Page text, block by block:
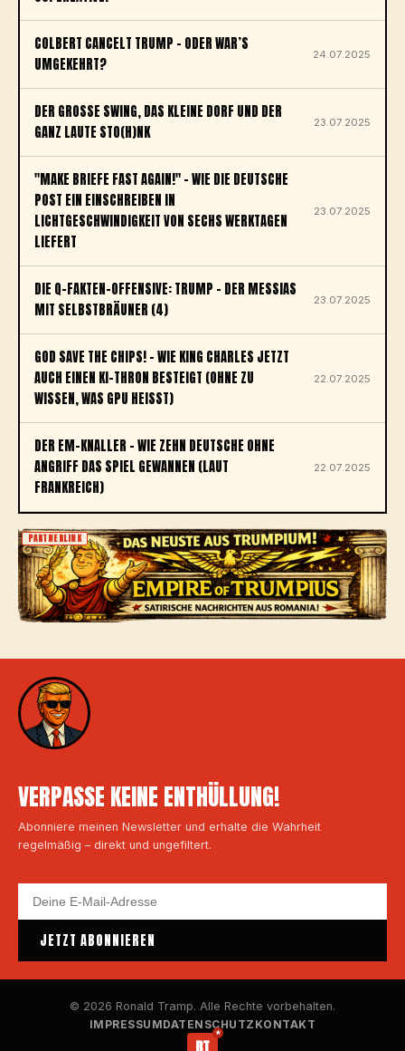
COLBERT CANCELT TRUMP – ODER WAR’S
UMGEKEHRT?
24.07.2025
DER GROSSE SWING, DAS KLEINE DORF UND DER G
ANZ LAUTE STO(H)NK
23.07.2025
"MAKE BRIEFE FAST AGAIN!" – WIE DIE DEUTSCHE
POST EIN EINSCHREIBEN IN
LICHTGESCHWINDIGKEIT VON SECHS WERKTAGEN
LIEFERT
23.07.2025
DIE Q-FAKTEN-OFFENSIVE: TRUMP – DER MESSIAS
MIT SELBSTBRÄUNER (4)
23.07.2025
GOD SAVE THE CHIPS! – WIE KING CHARLES JETZT
AUCH EINEN KI-THRON BESTEIGT (OHNE ZU
WISSEN, WAS GPU HEISST)
22.07.2025
DER EM-KNALLER – WIE ZEHN DEUTSCHE OHNE
ANGRIFF DAS SPIEL GEWANNEN (LAUT
FRANKREICH)
22.07.2025
PARTNERLINK
VERPASSE KEINE ENTHÜLLUNG!
Abonniere meinen Newsletter und erhalte die Wahrheit
regelmäßig – direkt und ungefiltert.
JETZT ABONNIEREN
© 2026 Ronald Tramp. Alle Rechte vorbehalten.
IMPRESSUMDATENSCHUTZ KONTAKT